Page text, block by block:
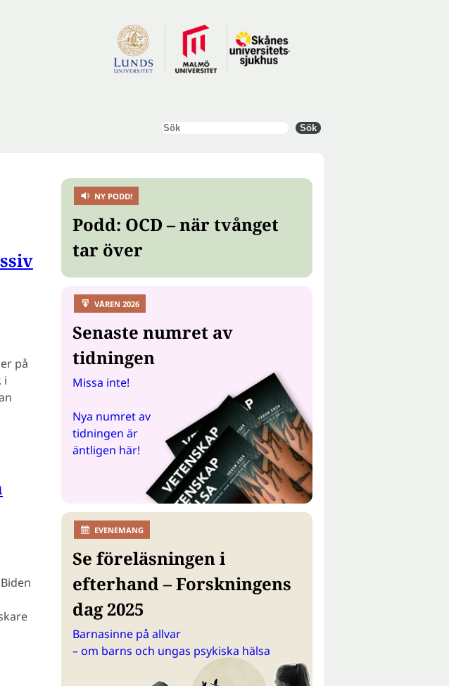
Sök Sök
på
i
NY PODD!
Podd: OCD – när tvånget
tar över
VÅREN 2026
Senaste numret av
tidningen
Missa inte!
Nya numret av
tidningen är
äntligen här!
EVENEMANG
Se föreläsningen i
efterhand – Forskningens
dag 2025
Barnasinne på allvar
– om barns och ungas psykiska hälsa